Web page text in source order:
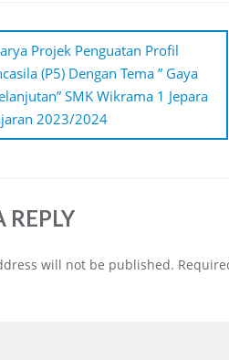
Projek Penguatan Profil
(P5) Dengan Tema ” Gaya
SMK Wikrama 1 Jepara
2023/2024
REPLY
will not be published.